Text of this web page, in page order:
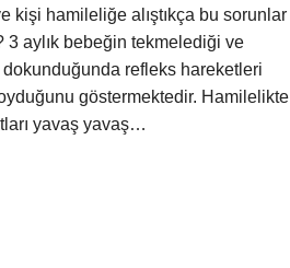
kişi hamileliğe alıştıkça bu sorunlar
3 aylık bebeğin tekmelediği ve
dokunduğunda refleks hareketleri
göstermektedir. Hamilelikte
yavaş yavaş…